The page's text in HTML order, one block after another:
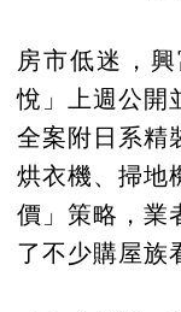
房市低迷，
悅」上週公開
全案附日系精
烘衣機、掃地
價」策略，業
了不少購屋族